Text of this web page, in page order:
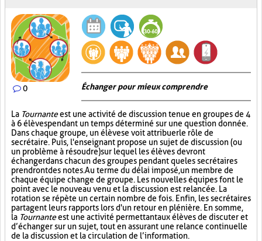
0 Échanger pour mieux comprendre
La Tournanteest une activité de discussion tenue en groupes de 4
à 6 élèves pendant un temps déterminé sur une question donnée.
Dans chaque groupe, un élève se voit attribuer le rôle de
secrétaire. Puis, l'enseignant propose un sujet de discussion (ou
un problème à résoudre) sur lequel les élèves devront
échanger dans chacun des groupes pendant que les secrétaires
prendront des notes. Au terme du délai imposé, un membre de
chaque équipe change de groupe. Les nouvelles équipes font le
point avec le nouveau venu et la discussion est relancée. La
rotation se répète un certain nombre de fois. Enfin, les secrétaires
partagent leurs rapports lors d'un retour en plénière. En somme,
la Tournanteest une activité permettant aux élèves de discuter et
d’échanger sur un sujet, tout en assurant une relance continuelle
de la discussion et la circulation de l’information.